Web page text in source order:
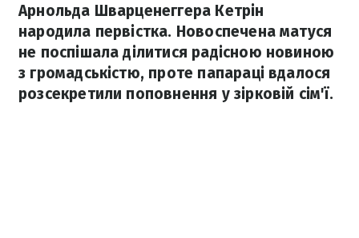
Арнольда Шварценеггера Кетрін
народила первістка. Новоспечена матуся
не поспішала ділитися радісною новиною
з громадськістю, проте папараці вдалося
розсекретили поповнення у зірковій сім'ї.